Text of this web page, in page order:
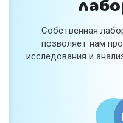
Собственная
позволяет нам
исследования и